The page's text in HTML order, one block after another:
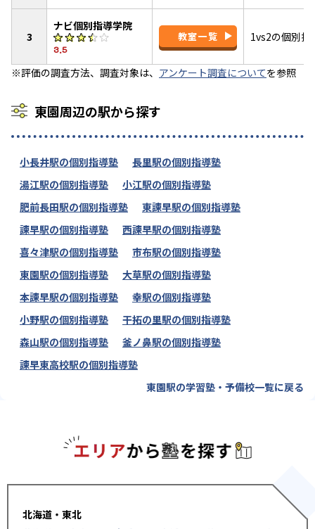
3
ナビ個別指導学院
3.5
教室一覧 1vs2の個別指
※評価の調査方法、調査対象は、 アンケート調査についてを参照
東園周辺の駅から探す
小長井駅の個別指導塾
長里駅の個別指導塾
湯江駅の個別指導塾
小江駅の個別指導塾
肥前長田駅の個別指導塾
東諫早駅の個別指導塾
諫早駅の個別指導塾
西諫早駅の個別指導塾
喜々津駅の個別指導塾
市布駅の個別指導塾
東園駅の個別指導塾
大草駅の個別指導塾
本諫早駅の個別指導塾
幸駅の個別指導塾
小野駅の個別指導塾
干拓の里駅の個別指導塾
森山駅の個別指導塾
釜ノ鼻駅の個別指導塾
諫早東高校駅の個別指導塾
東園駅の学習塾・予備校一覧に戻る
北海道・東北